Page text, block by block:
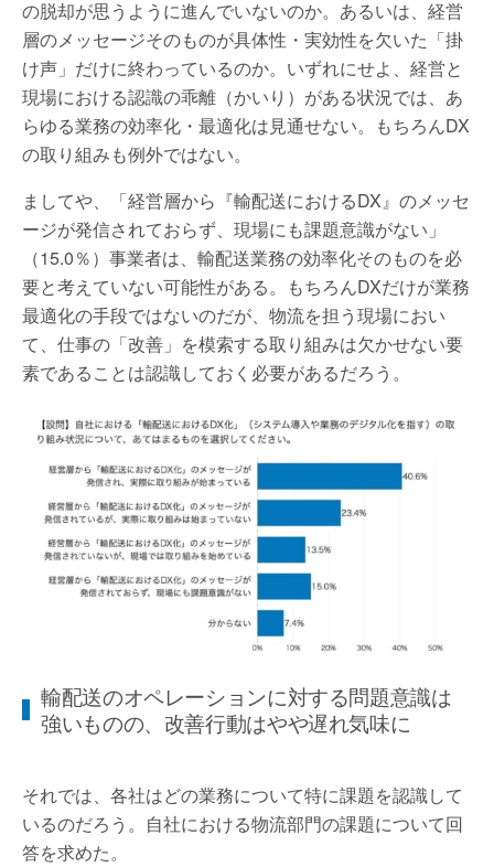
の脱却が思うように進んでいないのか。あるいは、経営
層のメッセージそのものが具体性・実効性を欠いた「掛
け声」だけに終わっているのか。いずれにせよ、経営と
現場における認識の乖離（かいり）がある状況では、あ
らゆる業務の効率化・最適化は見通せない。もちろんDX
の取り組みも例外ではない。
ましてや、「経営層から『輸配送におけるDX』のメッセ
ージが発信されておらず、現場にも課題意識がない」
（15.0％）事業者は、輸配送業務の効率化そのものを必
要と考えていない可能性がある。もちろんDXだけが業務
最適化の手段ではないのだが、物流を担う現場におい
て、仕事の「改善」を模索する取り組みは欠かせない要
素であることは認識しておく必要があるだろう。
輸配送のオペレーションに対する問題意識は
強いものの、改善行動はやや遅れ気味に
それでは、各社はどの業務について特に課題を認識して
いるのだろう。自社における物流部門の課題について回
答を求めた。